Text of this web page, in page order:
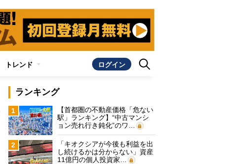
トレンド ログイン
ランキング
1
【首都圏の不動産価格「危ない
駅」ランキング】“中古マンシ
ョン売れ行き鈍化”のワ…
2
「キオクシアが今後も利益を出
し続けるかは分からない」資産
11億円の個人投資家…